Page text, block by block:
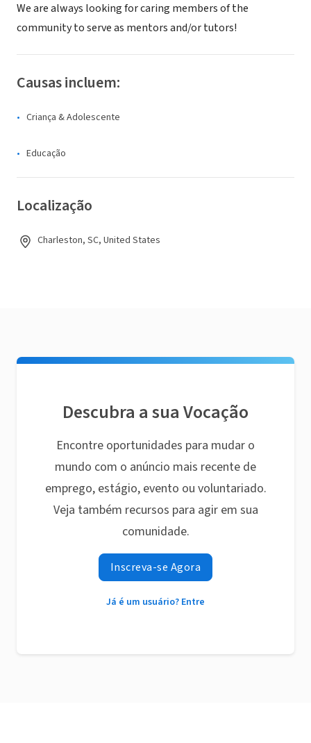
We are always looking for caring members of the
community to serve as mentors and/or tutors!
Causas incluem:
Criança & Adolescente
Educação
Localização
Charleston, SC, United States
Descubra a sua Vocação
Encontre oportunidades para mudar o
mundo com o anúncio mais recente de
emprego, estágio, evento ou voluntariado.
Veja também recursos para agir em sua
comunidade.
Inscreva-se Agora
Já é um usuário? Entre